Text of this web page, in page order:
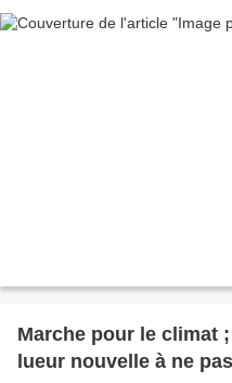
Marche pour le climat
lueur nouvelle à ne